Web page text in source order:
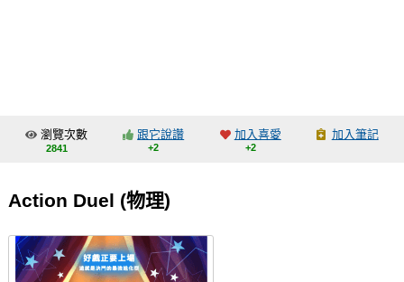
交流中心
會員功能選單
會員中心
註冊會員
瀏覽次數
2841
跟它說讚
+2
加入喜愛
+2
加入筆記
Action Duel (物理)